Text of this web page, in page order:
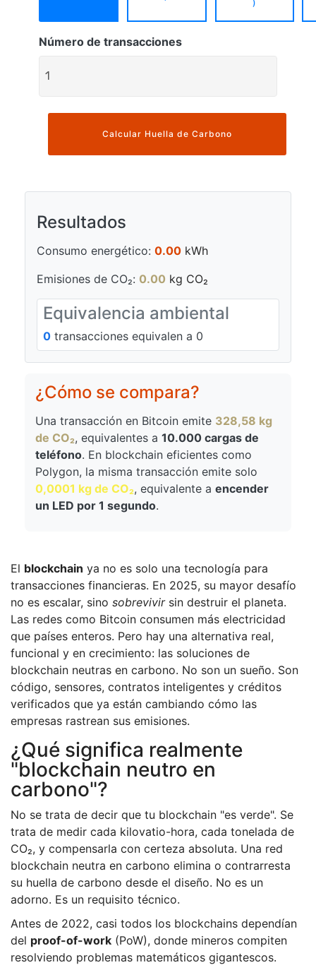
)
Número de transacciones
Calcular Huella de Carbono
Resultados
Consumo energético: 0.00 kWh
Emisiones de CO₂: 0.00 kg CO₂
Equivalencia ambiental
0 transacciones equivalen a 0
¿Cómo se compara?
Una transacción en Bitcoin emite 328,58 kg
de CO₂, equivalentes a 10.000 cargas de
teléfono. En blockchain eficientes como
Polygon, la misma transacción emite solo
0,0001 kg de CO₂, equivalente a encender
un LED por 1 segundo.
El blockchain ya no es solo una tecnología para
transacciones financieras. En 2025, su mayor desafío
no es escalar, sino sobrevivirsin destruir el planeta.
Las redes como Bitcoin consumen más electricidad
que países enteros. Pero hay una alternativa real,
funcional y en crecimiento: las soluciones de
blockchain neutras en carbono. No son un sueño. Son
código, sensores, contratos inteligentes y créditos
verificados que ya están cambiando cómo las
empresas rastrean sus emisiones.
¿Qué significa realmente
"blockchain neutro en
carbono"?
No se trata de decir que tu blockchain "es verde". Se
trata de medir cada kilovatio-hora, cada tonelada de
CO₂, y compensarla con certeza absoluta. Una red
blockchain neutra en carbono elimina o contrarresta
su huella de carbono desde el diseño. No es un
adorno. Es un requisito técnico.
Antes de 2022, casi todos los blockchains dependían
del proof-of-work (PoW), donde mineros compiten
resolviendo problemas matemáticos gigantescos.